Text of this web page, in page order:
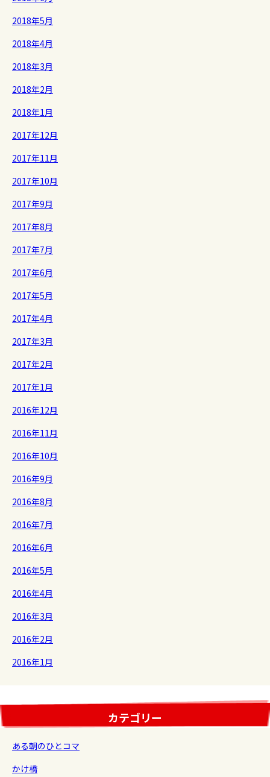
2018年5月
2018年4月
2018年3月
2018年2月
2018年1月
2017年12月
2017年11月
2017年10月
2017年9月
2017年8月
2017年7月
2017年6月
2017年5月
2017年4月
2017年3月
2017年2月
2017年1月
2016年12月
2016年11月
2016年10月
2016年9月
2016年8月
2016年7月
2016年6月
2016年5月
2016年4月
2016年3月
2016年2月
2016年1月
カテゴリー
ある朝のひとコマ
かけ橋